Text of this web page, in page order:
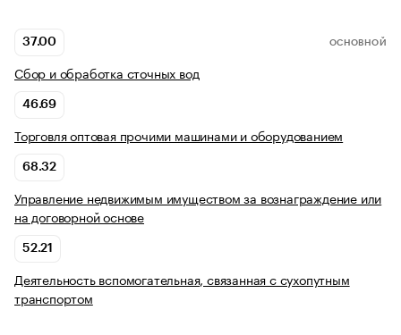
37.00 ОСНОВНОЙ
Сбор и обработка сточных вод
46.69
Торговля оптовая прочими машинами и оборудованием
68.32
Управление недвижимым имуществом за вознаграждение или
на договорной основе
52.21
Деятельность вспомогательная, связанная с сухопутным
транспортом